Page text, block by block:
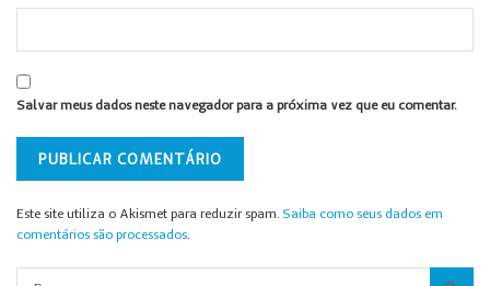
Salvar meus dados neste navegador para a próxima vez que eu comentar.
Este site utiliza o Akismet para reduzir spam. Saiba como seus dados em
comentários são processados